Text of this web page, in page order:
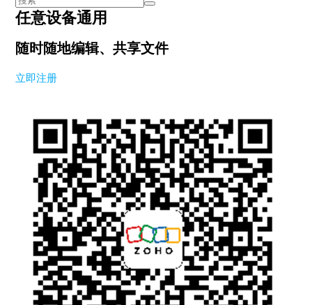
任意设备通用
随时随地编辑、共享文件
立即注册